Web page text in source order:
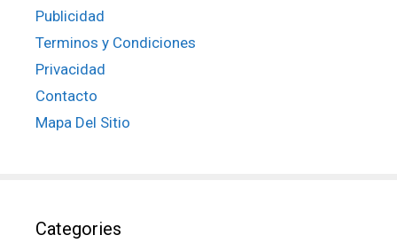
Publicidad
Terminos y Condiciones
Privacidad
Contacto
Mapa Del Sitio
Categories